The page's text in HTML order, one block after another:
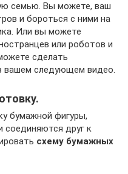
семью. Вы можете, ваш
и бороться с ними на
Или вы можете
или роботов и
сделать
вашем следующем видео.
бумажной фигуры,
соединяются друг к
схему бумажных